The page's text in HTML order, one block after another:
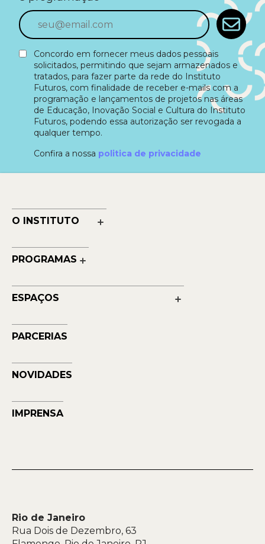
Concordo em fornecer meus dados pessoais
solicitados, permitindo que sejam armazenados e
tratados, para fazer parte da rede do Instituto
Futuros, com finalidade de receber e-mails com a
programação e lançamentos de projetos nas áreas
de Educação, Inovação Social e Cultura do Instituto
Futuros, podendo essa autorização ser revogada a
qualquer tempo.
Confira a nossa politica de privacidade
O INSTITUTO
Nossos Números
Quem Faz
Contato
PROGRAMAS
Educação
ESPAÇOS
Musehum
NAVE
PARCERIAS
NOVIDADES
IMPRENSA
Rio de Janeiro
Rua Dois de Dezembro, 63